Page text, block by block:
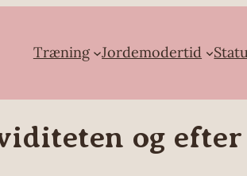
Træning Jordemodertid
og